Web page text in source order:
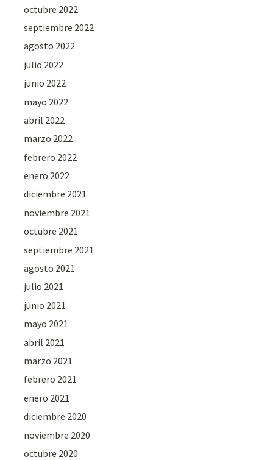
octubre 2022
septiembre 2022
agosto 2022
julio 2022
junio 2022
mayo 2022
abril 2022
marzo 2022
febrero 2022
enero 2022
diciembre 2021
noviembre 2021
octubre 2021
septiembre 2021
agosto 2021
julio 2021
junio 2021
mayo 2021
abril 2021
marzo 2021
febrero 2021
enero 2021
diciembre 2020
noviembre 2020
octubre 2020